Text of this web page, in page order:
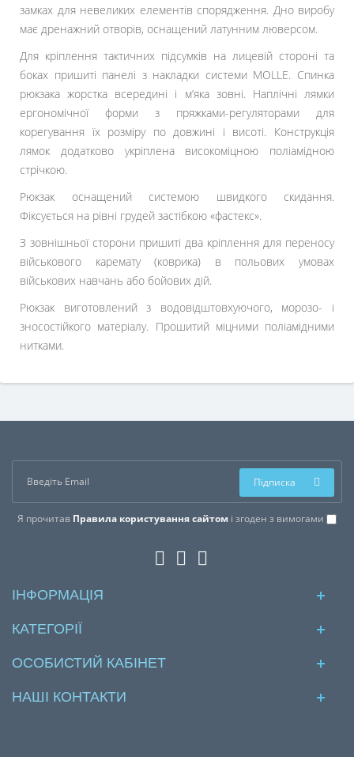
замках для невеликих елементів спорядження. Дно виробу
має дренажний отворів, оснащений латунним люверсом.
Для кріплення тактичних підсумків на лицевій стороні та
боках пришиті панелі з накладки системи MOLLE. Спинка
рюкзака жорстка всередині і м’яка зовні. Наплічні лямки
ергономічної форми з пряжками-регуляторами для
корегування їх розміру по довжині і висоті. Конструкція
лямок додатково укріплена високоміцною поліамідною
стрічкою.
Рюкзак оснащений системою швидкого скидання.
Фіксується на рівні грудей застібкою «фастекс».
З зовнішньої сторони пришиті два кріплення для переносу
військового каремату (коврика) в польових умовах
військових навчань або бойових дій.
Рюкзак виготовлений з водовідштовхуючого, морозо- і
зносостійкого матеріалу. Прошитий міцними поліамідними
нитками.
Я прочитав Правила користування сайтом і згоден з вимогами
Підписка
ІНФОРМАЦІЯ
КАТЕГОРІЇ
ОСОБИСТИЙ КАБІНЕТ
НАШІ КОНТАКТИ